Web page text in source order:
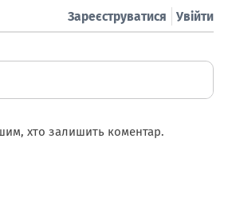
Увійти
Зареєструватися
хто залишить коментар.